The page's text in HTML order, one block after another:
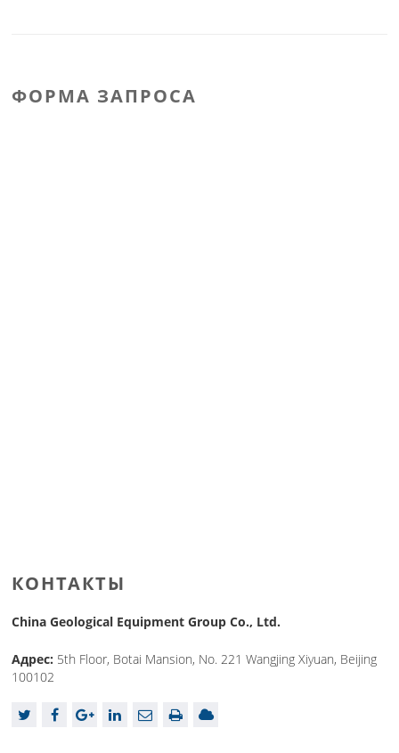
ФОРМА ЗАПРОСА
КОНТАКТЫ
China Geological Equipment Group Co., Ltd.
Адрес: 5th Floor, Botai Mansion, No. 221 Wangjing Xiyuan, Beijing
100102